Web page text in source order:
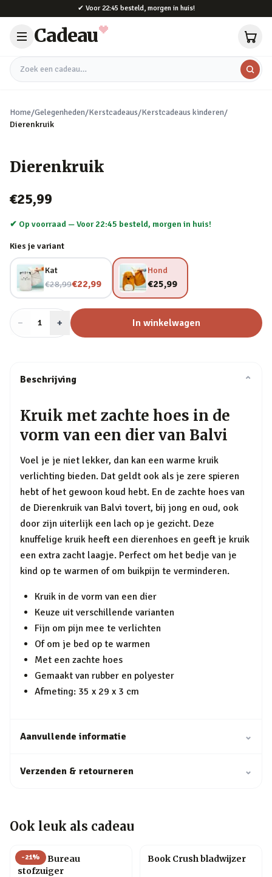
✔ Voor 22:45 besteld, morgen in huis!
Cadeau
Zoek een cadeau
Home/Gelegenheden/Kerstcadeaus/Kerstcadeaus kinderen/
Dierenkruik
Dierenkruik
€25,99
✔ Op voorraad —Voor 22:45 besteld, morgen in huis!
Kies je variant
Kat
€28,99
Nu voor€22,99
Hond
€25,99
− Aantal
1 + In winkelwagen
Beschrijving ⌄
Kruik met zachte hoes in de
vorm van een dier van Balvi
Voel je je niet lekker, dan kan een warme kruik
verlichting bieden. Dat geldt ook als je zere spieren
hebt of het gewoon koud hebt. En de zachte hoes van
de Dierenkruik van Balvi tovert, bij jong en oud, ook
door zijn uiterlijk een lach op je gezicht. Deze
knuffelige kruik heeft een dierenhoes en geeft je kruik
een extra zacht laagje. Perfect om het bedje van je
kind op te warmen of om buikpijn te verminderen.
Kruik in de vorm van een dier
Keuze uit verschillende varianten
Fijn om pijn mee te verlichten
Of om je bed op te warmen
Met een zachte hoes
Gemaakt van rubber en polyester
Afmeting: 35 x 29 x 3 cm
Aanvullende informatie ⌄
Verzenden & retourneren ⌄
Ook leuk als cadeau
-21%
Henry Bureau
stofzuiger
Book Crush bladwijzer